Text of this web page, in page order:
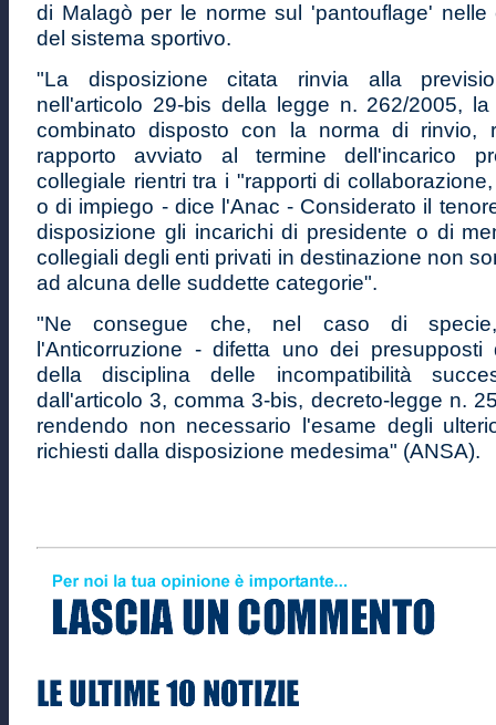
di Malagò per le norme sul 'pantouflage' nelle
del sistema sportivo.
"La disposizione citata rinvia alla
nell'articolo 29-bis della legge n. 262/2005,
combinato disposto con la norma di rinvio,
rapporto avviato al termine dell'incarico
collegiale rientri tra i "rapporti di
o di impiego - dice l'Anac - Considerato il
disposizione gli incarichi di presidente o di
collegiali degli enti privati in destinazione non
ad alcuna delle suddette categorie".
"Ne consegue che, nel caso di
l'Anticorruzione - difetta uno dei presupposti
della disciplina delle incompatibilità
dall'articolo 3, comma 3-bis, decreto-legge n.
rendendo non necessario l'esame degli
richiesti dalla disposizione medesima" (ANSA).